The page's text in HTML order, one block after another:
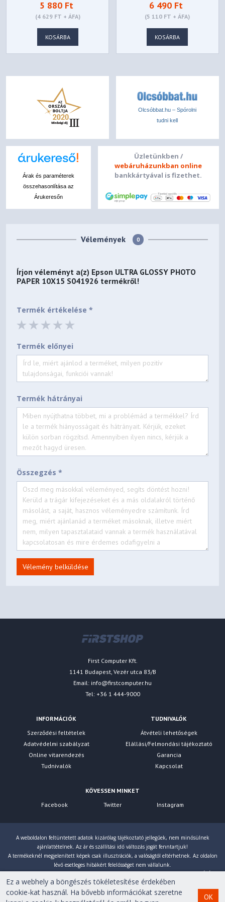
SHTS, A4 ,300G/M2
5 880 Ft
(4 629 FT + ÁFA)
KOSÁRBA
FOTÓPAPÍR
6 490 Ft
(5 110 FT + ÁFA)
KOSÁRBA
Olcsóbbat.hu – Spórolni
tudni kell
Árak és paraméterek
összehasonlítása az
Árukeresőn
Üzletünkben /
webáruházunkban online
bankkártyával is fizethet.
Vélemények 0
Írjon véleményt a(z) Epson ULTRA GLOSSY PHOTO
PAPER 10X15 S041926 termékről!
Termék értékelése *
Termék előnyei
Termék hátrányai
Összegzés *
Vélemény belküldése
First Computer Kft.
1141 Budapest, Vezér utca 83/B
Email: info@firstcomputer.hu
Tel: +36 1 444-9000
INFORMÁCIÓK
Szerződési feltételek
Adatvédelmi szabályzat
Online vitarendezés
Tudnivalók
TUDNIVALÓK
Átvételi lehetőségek
Elállási/Felmondási tájékoztató
Garancia
Kapcsolat
KÖVESSEN MINKET
Facebook
Twitter Instagram
A weboldalon feltüntetett adatok kizárólag tájékoztató jellegűek, nem minősülnek
ajánlattételnek. Az ár és szállítási idő változás jogát fenntartjuk!
A termékeknél megjelenített képek csak illusztrációk, a valóságtól eltérhetnek. Az oldalon
lévő esetleges hibákért felelősséget nem vállalunk.
Eltérés esetén a gyártó által megadott paraméterek érvényesek! Bruttó árainkat 27% ÁFÁ-val
számoljuk!
Ez a webhely a böngészés tökéletesítése érdekében
cookie-kat használ. Ha bővebb információkat szeretne
OK